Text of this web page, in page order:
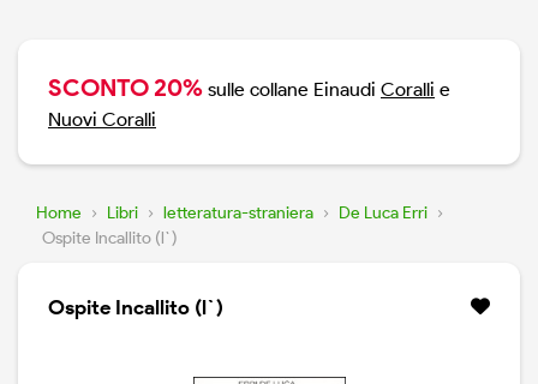
SCONTO 20% sulle collane Einaudi Coralli e
Nuovi Coralli
Home › Libri › letteratura-straniera › De Luca Erri ›
Ospite Incallito (l`)
Ospite Incallito (l`)